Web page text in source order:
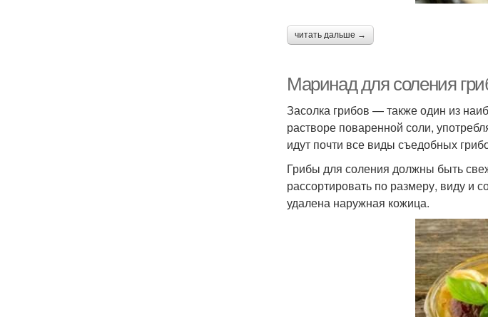
читать дальше →
Маринад для соления
Засолка грибов — также один из
растворе поваренной соли,
идут почти все виды съедобных
Грибы для соления должны быть
рассортировать по размеру, виду и
удалена наружная кожица.